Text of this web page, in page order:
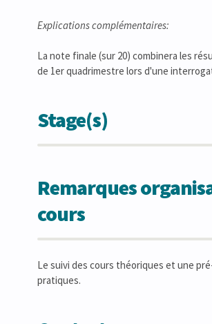
Explications complémentaires:
La note finale (sur 20) combinera les
de 1er quadrimestre lors d'une
Stage(s)
Remarques
cours
Le suivi des cours théoriques et une
pratiques.